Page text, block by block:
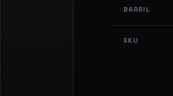
BARRIL
SKU